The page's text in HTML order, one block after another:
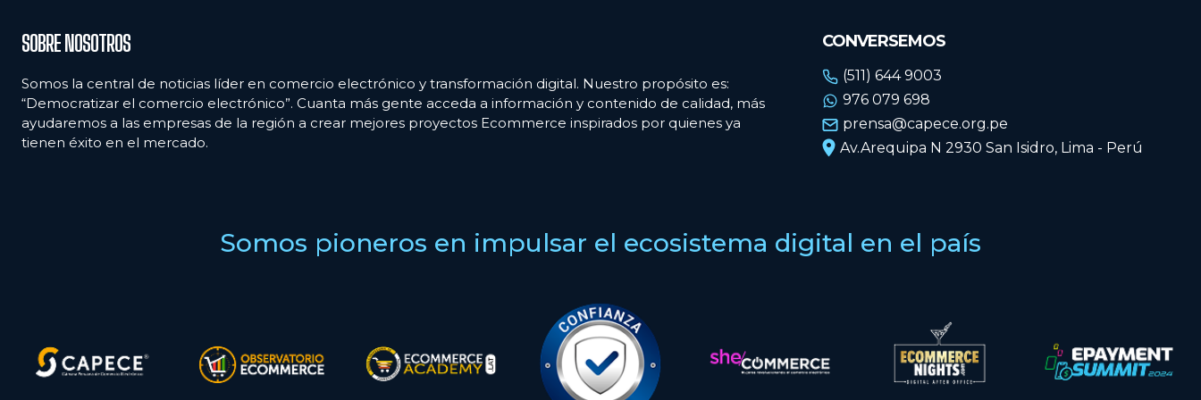
SOBRE NOSOTROS
Somos la central de noticias líder en comercio electrónico y transformación digital. Nuestro propósito es:
“Democratizar el comercio electrónico”. Cuanta más gente acceda a información y contenido de calidad, más
ayudaremos a las empresas de la región a crear mejores proyectos Ecommerce inspirados por quienes ya
tienen éxito en el mercado.
CONVERSEMOS
(511) 644 9003
976 079 698
prensa@capece.org.pe
Av.Arequipa N 2930 San Isidro, Lima - Perú
Somos pioneros en impulsar el ecosistema digital en el país